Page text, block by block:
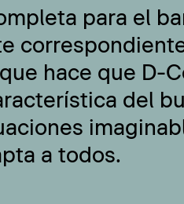
para el
hace que D-
del
a todos.